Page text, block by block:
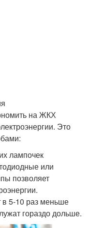
на ЖКХ
Это
лампочек
или
позволяет
5-10 раз меньше
гораздо дольше.